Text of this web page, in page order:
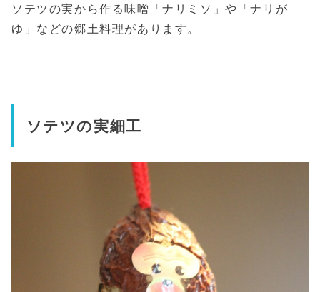
ソテツの実から作る味噌「ナリミソ」や「ナリが
ゆ」などの郷土料理があります。
ソテツの実細工